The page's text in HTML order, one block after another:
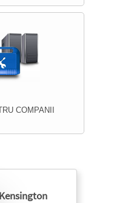
COMPANII